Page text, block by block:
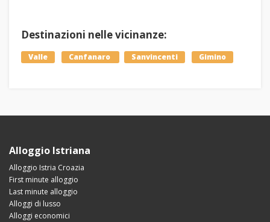
Destinazioni nelle vicinanze:
Valle Canfanaro Sanvincenti Gimino
Alloggio Istriana
Alloggio Istria Croazia
First minute alloggio
Last minute alloggio
Alloggi di lusso
Alloggi economici